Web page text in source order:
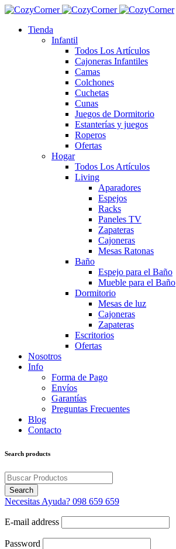
Tienda
Infantil
Todos Los Artículos
Cajoneras Infantiles
Camas
Colchones
Cuchetas
Cunas
Juegos de Dormitorio
Estanterías y juegos
Roperos
Ofertas
Hogar
Todos Los Artículos
Living
Aparadores
Espejos
Racks
Paneles TV
Zapateras
Cajoneras
Mesas Ratonas
Baño
Espejo para el Baño
Mueble para el Baño
Dormitorio
Mesas de luz
Cajoneras
Zapateras
Escritorios
Ofertas
Nosotros
Info
Forma de Pago
Envíos
Garantías
Preguntas Frecuentes
Blog
Contacto
Search products
Necesitas Ayuda? 098 659 659
E-mail address
Password